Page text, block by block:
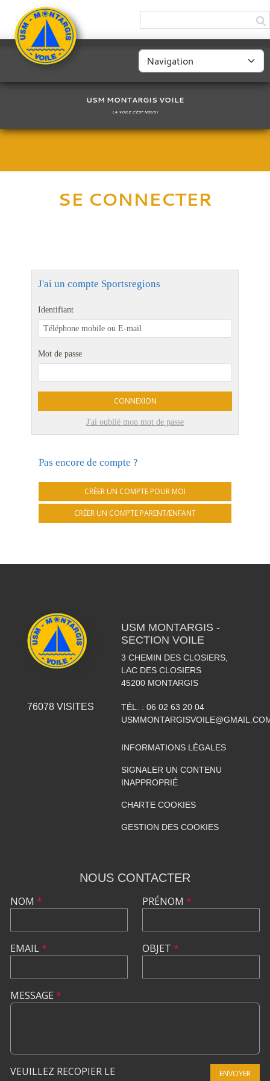
USM MONTARGIS VOILE
LA VOILE C'EST NOUS !
SE CONNECTER
J'ai un compte Sportsregions
Identifiant
Mot de passe
CONNEXION
J'ai oublié mon mot de passe
Pas encore de compte ?
CRÉER UN COMPTE POUR MOI
CRÉER UN COMPTE PARENT/ENFANT
76078VISITES
USM MONTARGIS -
SECTION VOILE
3 CHEMIN DES CLOSIERS,
LAC DES CLOSIERS
45200 MONTARGIS
TÉL. : 06 02 63 20 04
INFORMATIONS LÉGALES
SIGNALER UN CONTENU
INAPPROPRIÉ
CHARTE COOKIES
GESTION DES COOKIES
NOUS CONTACTER
NOM *
EMAIL*
PRÉNOM *
OBJET *
MESSAGE *
VEUILLEZ RECOPIER LE
ENVOYER
Panneau de gestion des cookies